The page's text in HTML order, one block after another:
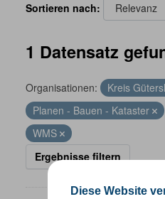
Diese Website
Sortieren nach
1 Datensatz
Organisationen: Kreis
Planen - Bauen - Kataster
WMS
Ergebnisse filtern